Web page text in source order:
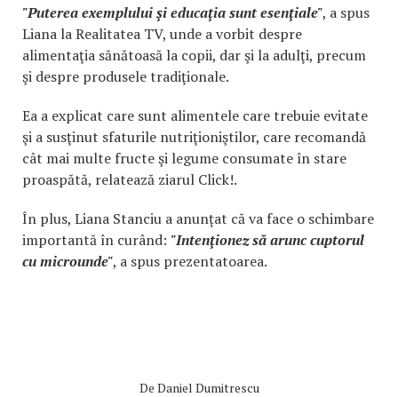
"Puterea exemplului şi educaţia sunt esenţiale", a spus
Liana la Realitatea TV, unde a vorbit despre
alimentaţia sănătoasă la copii, dar şi la adulţi, precum
şi despre produsele tradiţionale.
Ea a explicat care sunt alimentele care trebuie evitate
şi a susţinut sfaturile nutriţioniştilor, care recomandă
cât mai multe fructe şi legume consumate în stare
proaspătă, relatează ziarul Click!.
În plus, Liana Stanciu a anunțat că va face o schimbare
importantă în curând: "Intenţionez să arunc cuptorul
cu microunde", a spus prezentatoarea.
De Daniel Dumitrescu